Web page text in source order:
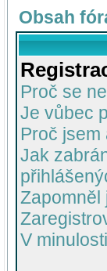
Obsah
Proč se
Je vůbec
Proč
Jak
Zapomněl
V